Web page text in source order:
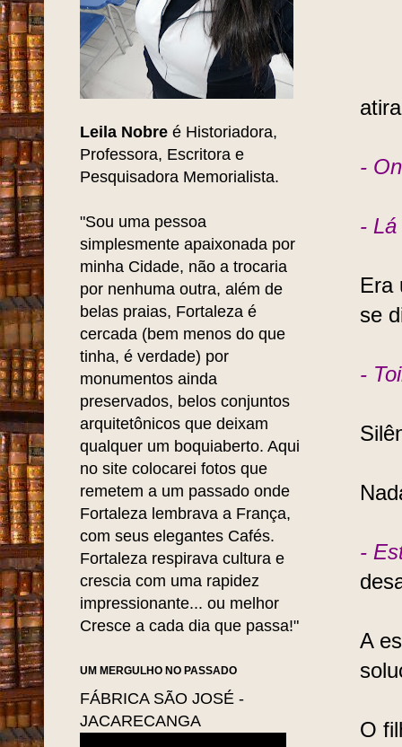
-
-
Era
se
-
-
A
O
Leila Nobre é Historiadora,
Professora, Escritora e
Pesquisadora Memorialista.
"Sou uma pessoa
simplesmente apaixonada por
minha Cidade, não a trocaria
por nenhuma outra, além de
belas praias, Fortaleza é
cercada (bem menos do que
tinha, é verdade) por
monumentos ainda
preservados, belos conjuntos
arquitetônicos que deixam
qualquer um boquiaberto. Aqui
no site colocarei fotos que
remetem a um passado onde
Fortaleza lembrava a França,
com seus elegantes Cafés.
Fortaleza respirava cultura e
crescia com uma rapidez
impressionante... ou melhor
Cresce a cada dia que passa!"
UM MERGULHO NO PASSADO
FÁBRICA SÃO JOSÉ -
JACARECANGA